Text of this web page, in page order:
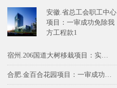
安徽.省总工会职工中心
项目：一审成功免除我
方工程款1